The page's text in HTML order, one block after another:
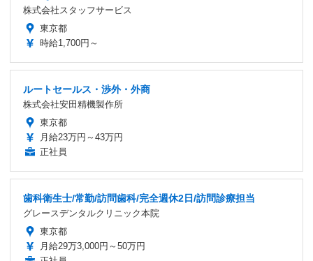
株式会社スタッフサービス
東京都
時給1,700円～
ルートセールス・渉外・外商
株式会社安田精機製作所
東京都
月給23万円～43万円
正社員
歯科衛生士/常勤/訪問歯科/完全週休2日/訪問診療担当
グレースデンタルクリニック本院
東京都
月給29万3,000円～50万円